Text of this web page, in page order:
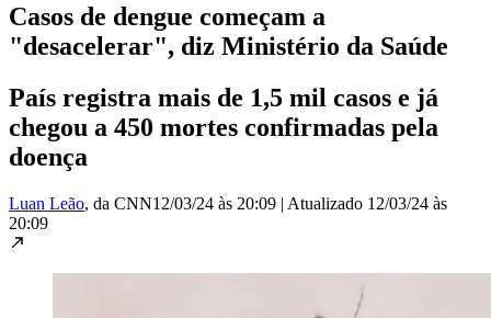
Casos de dengue começam a
"desacelerar", diz Ministério da Saúde
País registra mais de 1,5 mil casos e já
chegou a 450 mortes confirmadas pela
doença
Luan Leão, da CNN12/03/24 às 20:09 | Atualizado 12/03/24 às
20:09